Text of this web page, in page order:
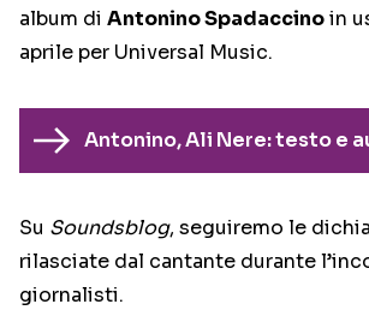
album di Antonino Spadaccinoin
aprile per Universal Music.
Antonino, Ali Nere: testo e
Su Soundsblog, seguiremo le
rilasciate dal cantante durante
giornalisti.